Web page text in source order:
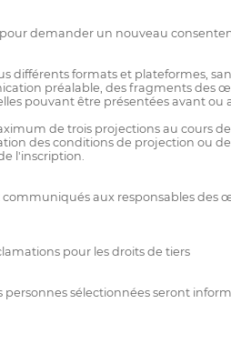
demander un nouveau
différents formats et plateformes,
préalable, des fragments des
pouvant être présentées avant ou
de trois projections au cours
des conditions de projection ou
l'inscription.
communiqués aux responsables
pour les droits de tiers
sélectionnées seront